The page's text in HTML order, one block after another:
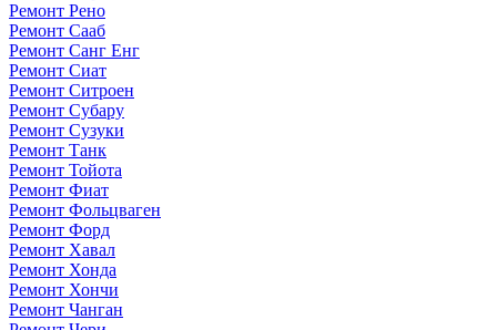
Ремонт Рено
Ремонт Сааб
Ремонт Санг Енг
Ремонт Сиат
Ремонт Ситроен
Ремонт Субару
Ремонт Сузуки
Ремонт Танк
Ремонт Тойота
Ремонт Фиат
Ремонт Фольцваген
Ремонт Форд
Ремонт Хавал
Ремонт Хонда
Ремонт Хончи
Ремонт Чанган